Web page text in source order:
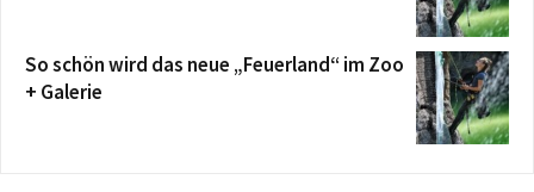
So schön wird das neue „Feuerland“ im Zoo
+ Galerie